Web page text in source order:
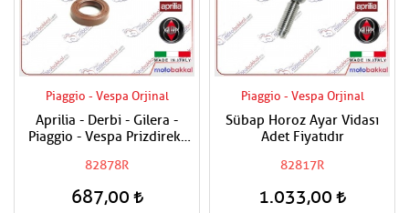
Piaggio - Vespa Orjinal
Aprilia - Derbi - Gilera -
Piaggio - Vespa Prizdirekt
82878R
687,00
Piaggio - Vespa Orjinal
Sübap Horoz Ayar Vidası
Adet Fiyatıdır
82817R
1.033,00